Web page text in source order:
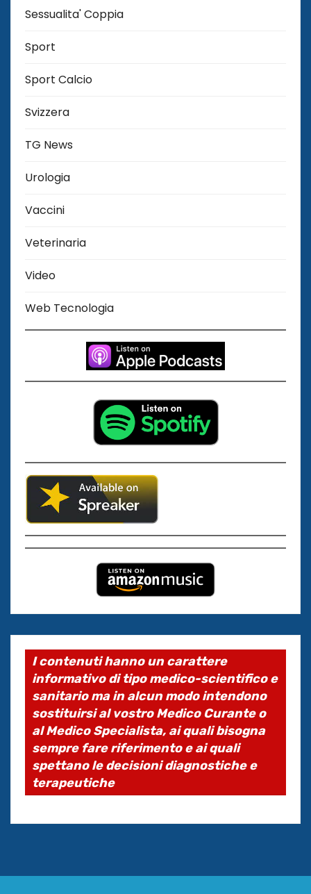
Sessualita' Coppia
Sport
Sport Calcio
Svizzera
TG News
Urologia
Vaccini
Veterinaria
Video
Web Tecnologia
I contenuti hanno un carattere
informativo di tipo medico-scientifico e
sanitario ma in alcun modo intendono
sostituirsi al vostro Medico Curante o
al Medico Specialista, ai quali bisogna
sempre fare riferimento e ai quali
spettano le decisioni diagnostiche e
terapeutiche